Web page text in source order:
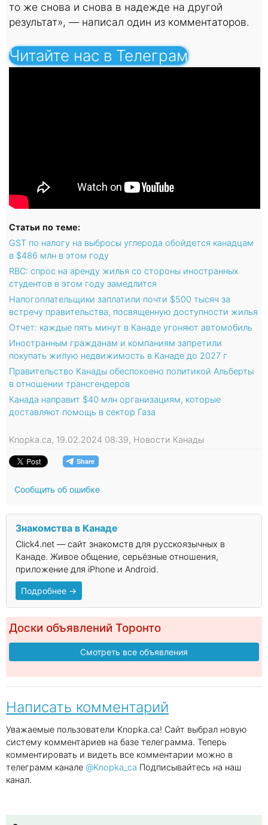
то же снова и снова в надежде на другой
результат», — написал один из комментаторов.
Читайте нас в Телеграм
Статьи по теме:
GST по налогу на выбросы углерода обойдется канадцам
в $486 млн в этом году
RBC: спрос на аренду жилья со стороны иностранных
студентов в этом году замедлится
Налогоплательщики заплатили почти $500 тысяч за
встречу правительства, посвященную доступности жилья
Отчет: каждые пять минут в Канаде угоняют автомобиль
Иностранным гражданам и компаниям запретили
покупать жилую недвижимость в Канаде до 2027 г
Правительство Канады обеспокоено политикой Альберты
в отношении трансгендеров
Канада направит $40 млн организациям, которые
доставляют помощь в сектор Газа
Knopka.ca, 19.02.2024 08:39, Новости Канады
Сообщить об ошибке
Знакомства в Канаде
Click4.net — сайт знакомств для русскоязычных в
Канаде. Живое общение, серьёзные отношения,
приложение для iPhone и Android.
Подробнее →
Доски объявлений Торонто
Смотреть все объявления
Написать комментарий
Уважаемые пользователи Knopka.ca! Сайт выбрал новую
систему комментариев на базе телеграмма. Теперь
комментировать и видеть все комментарии можно в
телеграмм канале @Knopka_ca Подписывайтесь на наш
канал.